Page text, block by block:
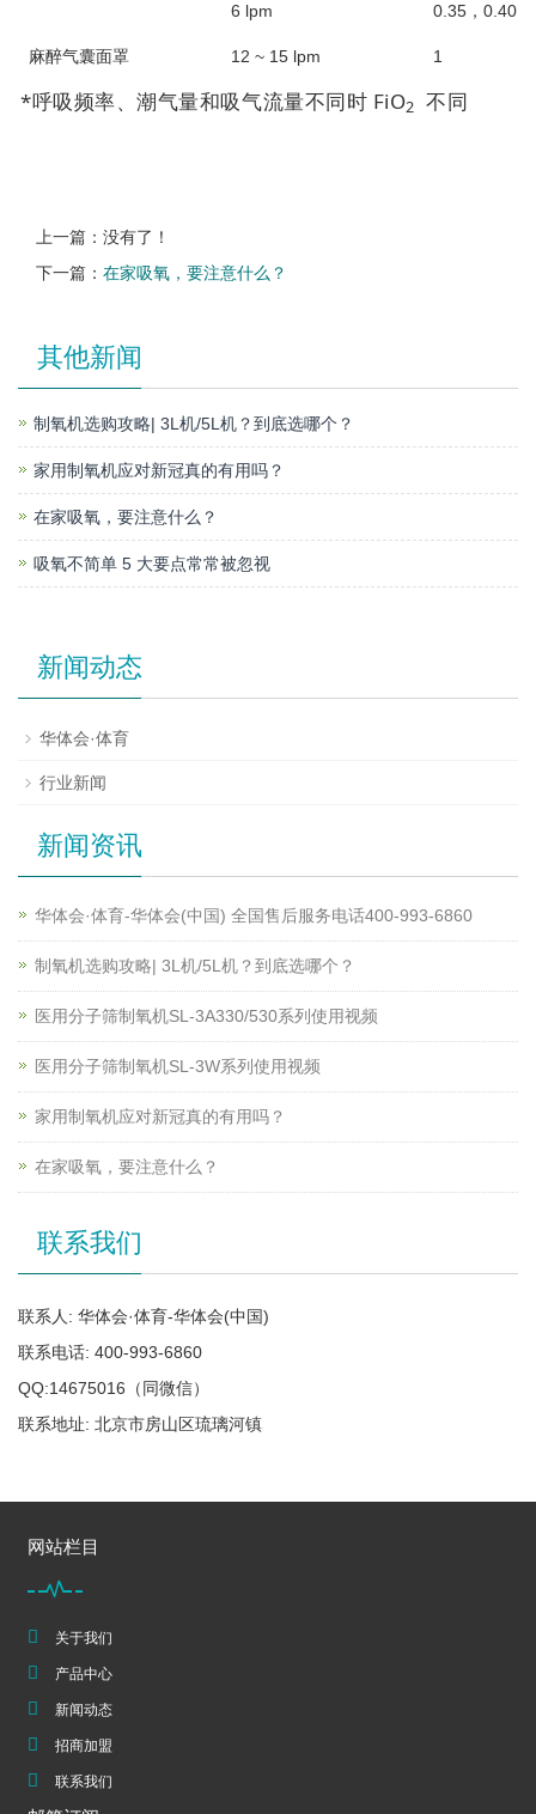
6 lpm 0.35，0.40
麻醉气囊面罩 12 ~ 15 lpm 1
*呼吸频率、潮气量和吸气流量不同时 FiO2 不同
上一篇：没有了！
下一篇： 在家吸氧，要注意什么？
其他新闻
制氧机选购攻略| 3L机/5L机？到底选哪个？
家用制氧机应对新冠真的有用吗？
在家吸氧，要注意什么？
吸氧不简单 5 大要点常常被忽视
新闻动态
华体会·体育
行业新闻
新闻资讯
华体会·体育-华体会(中国) 全国售后服务电话400-993-6860
制氧机选购攻略| 3L机/5L机？到底选哪个？
医用分子筛制氧机SL-3A330/530系列使用视频
医用分子筛制氧机SL-3W系列使用视频
家用制氧机应对新冠真的有用吗？
在家吸氧，要注意什么？
联系我们
联系人: 华体会·体育-华体会(中国)
联系电话: 400-993-6860
QQ:14675016（同微信）
联系地址: 北京市房山区琉璃河镇
网站栏目
关于我们
产品中心
新闻动态
招商加盟
联系我们